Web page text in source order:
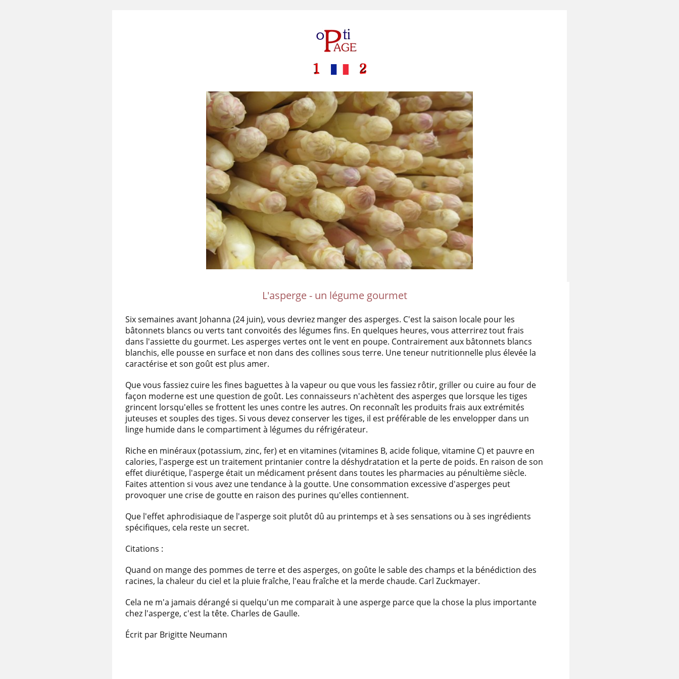
L'asperge - un légume gourmet
Six semaines avant Johanna (24 juin), vous devriez manger des asperges. C'est la saison locale pour les
bâtonnets blancs ou verts tant convoités des légumes fins. En quelques heures, vous atterrirez tout frais
dans l'assiette du gourmet. Les asperges vertes ont le vent en poupe. Contrairement aux bâtonnets blancs
blanchis, elle pousse en surface et non dans des collines sous terre. Une teneur nutritionnelle plus élevée la
caractérise et son goût est plus amer.
Que vous fassiez cuire les fines baguettes à la vapeur ou que vous les fassiez rôtir, griller ou cuire au four de
façon moderne est une question de goût. Les connaisseurs n'achètent des asperges que lorsque les tiges
grincent lorsqu'elles se frottent les unes contre les autres. On reconnaît les produits frais aux extrémités
juteuses et souples des tiges. Si vous devez conserver les tiges, il est préférable de les envelopper dans un
linge humide dans le compartiment à légumes du réfrigérateur.
Riche en minéraux (potassium, zinc, fer) et en vitamines (vitamines B, acide folique, vitamine C) et pauvre en
calories, l'asperge est un traitement printanier contre la déshydratation et la perte de poids. En raison de son
effet diurétique, l'asperge était un médicament présent dans toutes les pharmacies au pénultième siècle.
Faites attention si vous avez une tendance à la goutte. Une consommation excessive d'asperges peut
provoquer une crise de goutte en raison des purines qu'elles contiennent.
Que l'effet aphrodisiaque de l'asperge soit plutôt dû au printemps et à ses sensations ou à ses ingrédients
spécifiques, cela reste un secret.
Citations :
Quand on mange des pommes de terre et des asperges, on goûte le sable des champs et la bénédiction des
racines, la chaleur du ciel et la pluie fraîche, l'eau fraîche et la merde chaude. Carl Zuckmayer.
Cela ne m'a jamais dérangé si quelqu'un me comparait à une asperge parce que la chose la plus importante
chez l'asperge, c'est la tête. Charles de Gaulle.
Écrit par Brigitte Neumann